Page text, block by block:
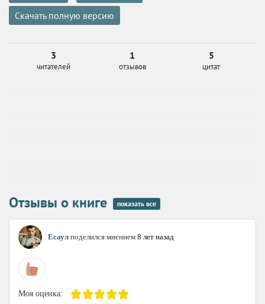
Скачать полную версию
3
читателей
1
отзывов
5
цитат
Отзывы о книге показать все
Есаул поделился мнением 8 лет назад
Моя оценка: